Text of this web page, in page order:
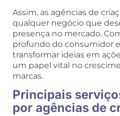
Assim, as agências de
qualquer negócio que
presença no mercado.
profundo do consumidor
transformar ideias em
um papel vital no
marcas.
Principais
por agências de